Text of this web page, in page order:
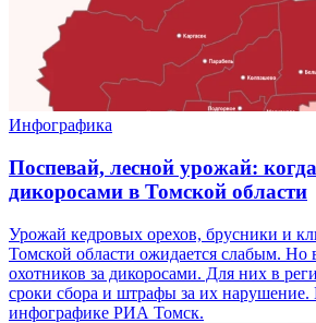
Инфографика
Поспевай, лесной урожай:
дикоросами в Томской области
Урожай кедровых орехов, брусники и
Томской области ожидается слабым. Но
охотников за дикоросами. Для них в
сроки сбора и штрафы за их нарушение.
инфографике РИА Томск.